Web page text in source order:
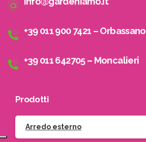
+39 011 900 7421 – Orbassano
+39 011 642705 – Moncalieri
Prodotti
Arredo esterno